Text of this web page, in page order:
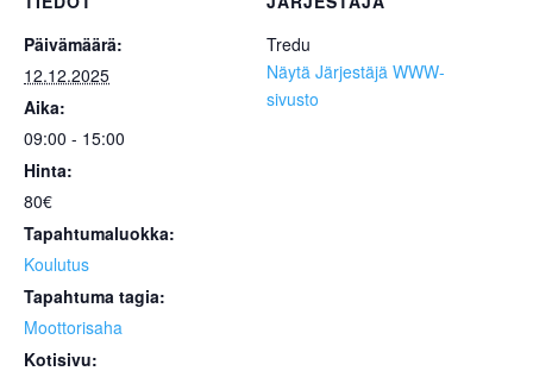
Päivämäärä:
12.12.2025
Aika:
09:00 - 15:00
Hinta:
80€
Tapahtumaluokka:
Koulutus
Tapahtuma tagia:
Moottorisaha
Kotisivu:
Tredu
Näytä Järjestäjä WWW-
sivusto